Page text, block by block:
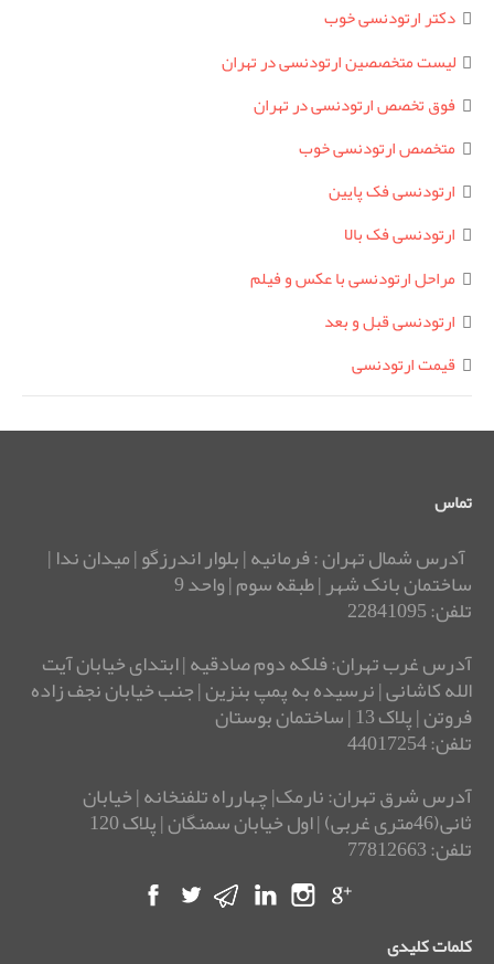
دکتر ارتودنسی خوب
لیست متخصصین ارتودنسی در تهران
فوق تخصص ارتودنسی در تهران
متخصص ارتودنسی خوب
ارتودنسی فک پایین
ارتودنسی فک بالا
مراحل ارتودنسی با عکس و فیلم
ارتودنسی قبل و بعد
قیمت ارتودنسی
تماس
آدرس شمال تهران : فرمانیه | بلوار اندرزگو | میدان ندا |
ساختمان بانک شهر | طبقه سوم | واحد 9
تلفن: 22841095
آدرس غرب تهران: فلکه دوم صادقیه | ابتدای خیابان آیت
الله کاشانی | نرسیده به پمپ بنزین | جنب خیابان نجف زاده
فروتن | پلاک 13 | ساختمان بوستان
تلفن: 44017254
آدرس شرق تهران: نارمک| چهارراه تلفنخانه | خیابان
ثانی(46متری غربی) | اول خیابان سمنگان | پلاک 120
تلفن: 77812663
کلمات کلیدی